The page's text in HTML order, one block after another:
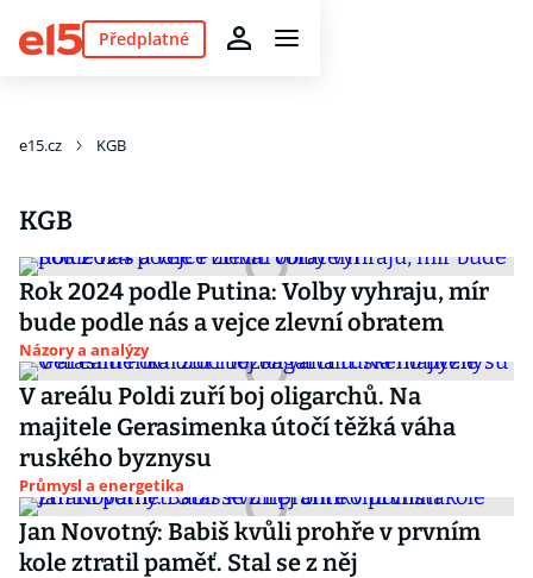
Předplatné
e15.cz KGB
KGB
Rok 2024 podle Putina: Volby vyhraju, mír
bude podle nás a vejce zlevní obratem
Názory a analýzy
V areálu Poldi zuří boj oligarchů. Na
majitele Gerasimenka útočí těžká váha
ruského byznysu
Průmysl a energetika
Jan Novotný: Babiš kvůli prohře v prvním
kole ztratil paměť. Stal se z něj